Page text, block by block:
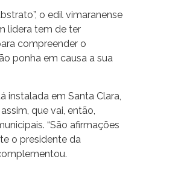
o edil vimaranense
lidera tem de ter
compreender o
ponha em causa a sua
instalada em Santa Clara,
que vai, então,
“São afirmações
o presidente da